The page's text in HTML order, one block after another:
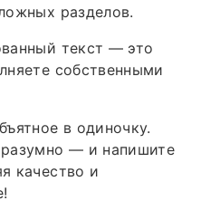
разделов.
текст — это
собственными
в одиночку.
разумно — и напишите
качество и